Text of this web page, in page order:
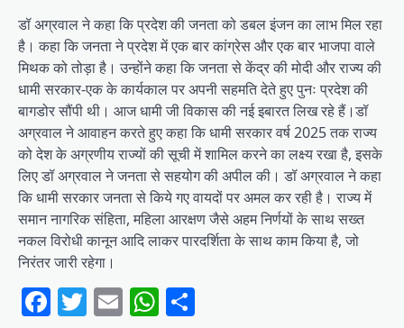
डॉ अग्रवाल ने कहा कि प्रदेश की जनता को डबल इंजन का लाभ मिल रहा
है। कहा कि जनता ने प्रदेश में एक बार कांग्रेस और एक बार भाजपा वाले
मिथक को तोड़ा है। उन्होंने कहा कि जनता से केंद्र की मोदी और राज्य की
धामी सरकार-एक के कार्यकाल पर अपनी सहमति देते हुए पुनः प्रदेश की
बागडोर सौंपी थी। आज धामी जी विकास की नई इबारत लिख रहे हैं।डॉ
अग्रवाल ने आवाहन करते हुए कहा कि धामी सरकार वर्ष 2025 तक राज्य
को देश के अग्रणीय राज्यों की सूची में शामिल करने का लक्ष्य रखा है, इसके
लिए डॉ अग्रवाल ने जनता से सहयोग की अपील की। डॉ अग्रवाल ने कहा
कि धामी सरकार जनता से किये गए वायदों पर अमल कर रही है। राज्य में
समान नागरिक संहिता, महिला आरक्षण जैसे अहम निर्णयों के साथ सख्त
नकल विरोधी कानून आदि लाकर पारदर्शिता के साथ काम किया है, जो
निरंतर जारी रहेगा।
Facebook
Twitter
EmailWhatsApp